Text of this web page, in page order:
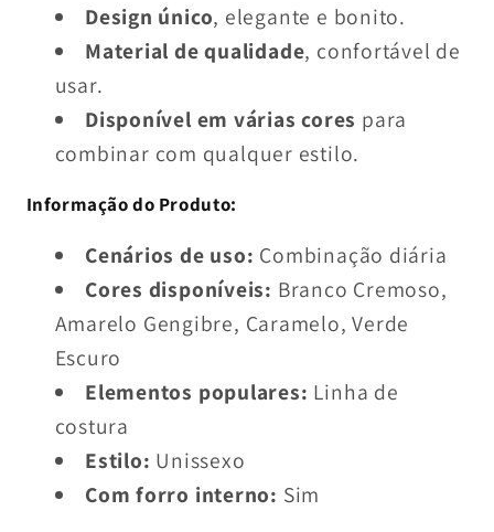
Versátil
e
Estilo
Casual
–
para
e
Lazer
Versátil
e
Casual
–
para
e
Lazer
Design único, elegante e bonito.
Material de qualidade, confortável de
usar.
Disponível em várias cores para
combinar com qualquer estilo.
Informação do Produto:
Cenários de uso: Combinação diária
Cores disponíveis: Branco Cremoso,
Amarelo Gengibre, Caramelo, Verde
Escuro
Elementos populares: Linha de
costura
Estilo: Unissexo
Com forro interno: Sim